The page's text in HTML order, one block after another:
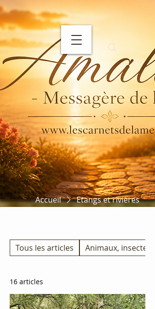
Accueil Etangs et rivières
Tous les articles Animaux, insectes
16 articles